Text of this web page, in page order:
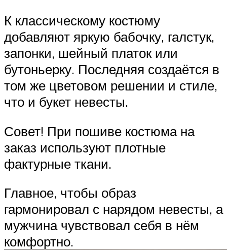
К классическому костюму
добавляют яркую бабочку, галстук,
запонки, шейный платок или
бутоньерку. Последняя создаётся в
том же цветовом решении и стиле,
что и букет невесты.
Совет! При пошиве костюма на
заказ используют плотные
фактурные ткани.
Главное, чтобы образ
гармонировал с нарядом невесты, а
мужчина чувствовал себя в нём
комфортно.